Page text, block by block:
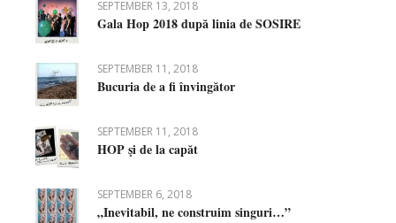
SEPTEMBER 13, 2018
Gala Hop 2018 după linia de SOSIRE
SEPTEMBER 11, 2018
Bucuria de a fi învingător
SEPTEMBER 11, 2018
HOP şi de la capăt
SEPTEMBER 6, 2018
„Inevitabil, ne construim singuri…”